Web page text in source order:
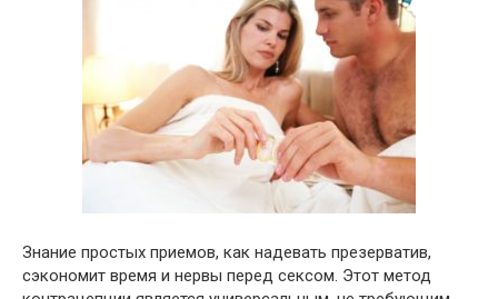
Знание простых приемов, как надевать презерватив,
сэкономит время и нервы перед сексом. Этот метод